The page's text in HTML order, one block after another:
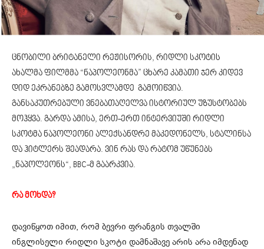
ცნობილი ბრიტანელი რეჟისორის, რიდლი სკოტის
ახალმა ფილმმა “ნაპოლეონმა” ცხარე კამათი ჯერ კიდევ
დიდ ეკრანებზე გამოსვლამდე გამოიწვია.
განსაკუთრებული ვნებათაღელვა ისტორიულ უზუსტობებს
მოჰყვა. გარდა ამისა, ერთ-ერთ ინტერვიუში რიდლი
სკოტმა ნაპოლეონი ალექსანდრე მაკედონელს, სტალინსა
და ჰიტლერს შეადარა. ვინ რას და რატომ უწუნებს
„ნაპოლეონს“, BBC-მ გაარკვია.
რა მოხდა?
დავიწყოთ იმით, რომ ბევრი ფრანგის თვალში
ინგლისელი რიდლი სკოტი დამნაშავე არის არა იმდენად